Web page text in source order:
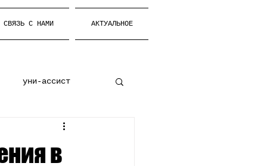
СВЯЗЬ С НАМИ АКТУАЛЬНОЕ
уни-ассист
в